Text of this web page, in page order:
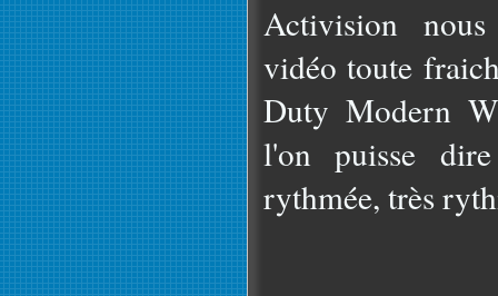
Activision
vidéo toute
Duty Modern
l'on puisse
rythmée, très